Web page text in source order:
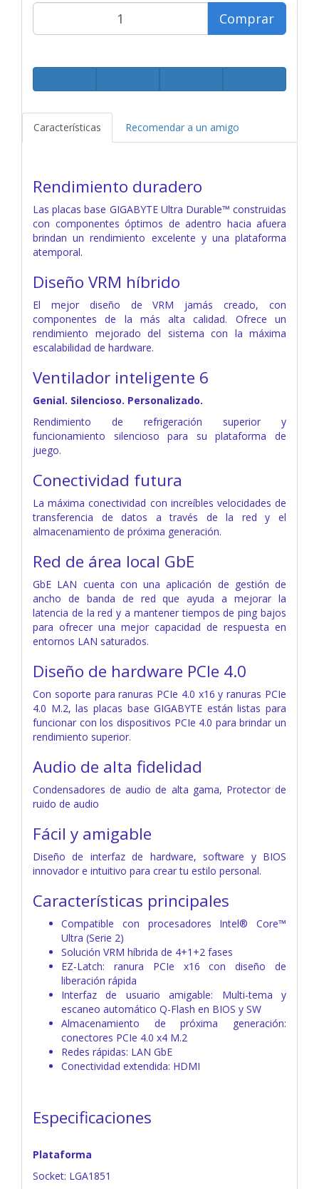
Comprar
Características Recomendar a un amigo
Rendimiento duradero
Las placas base GIGABYTE Ultra Durable™ construidas
con componentes óptimos de adentro hacia afuera
brindan un rendimiento excelente y una plataforma
atemporal.
Diseño VRM híbrido
El mejor diseño de VRM jamás creado, con
componentes de la más alta calidad. Ofrece un
rendimiento mejorado del sistema con la máxima
escalabilidad de hardware.
Ventilador inteligente 6
Genial. Silencioso. Personalizado.
Rendimiento de refrigeración superior y
funcionamiento silencioso para su plataforma de
juego.
Conectividad futura
La máxima conectividad con increíbles velocidades de
transferencia de datos a través de la red y el
almacenamiento de próxima generación.
Red de área local GbE
GbE LAN cuenta con una aplicación de gestión de
ancho de banda de red que ayuda a mejorar la
latencia de la red y a mantener tiempos de ping bajos
para ofrecer una mejor capacidad de respuesta en
entornos LAN saturados.
Diseño de hardware PCIe 4.0
Con soporte para ranuras PCIe 4.0 x16 y ranuras PCIe
4.0 M.2, las placas base GIGABYTE están listas para
funcionar con los dispositivos PCIe 4.0 para brindar un
rendimiento superior.
Audio de alta fidelidad
Condensadores de audio de alta gama, Protector de
ruido de audio
Fácil y amigable
Diseño de interfaz de hardware, software y BIOS
innovador e intuitivo para crear tu estilo personal.
Características principales
Compatible con procesadores Intel® Core™
Ultra (Serie 2)
Solución VRM híbrida de 4+1+2 fases
EZ-Latch: ranura PCIe x16 con diseño de
liberación rápida
Interfaz de usuario amigable: Multi-tema y
escaneo automático Q-Flash en BIOS y SW
Almacenamiento de próxima generación:
conectores PCIe 4.0 x4 M.2
Redes rápidas: LAN GbE
Conectividad extendida: HDMI
Especificaciones
Plataforma
Socket: LGA1851